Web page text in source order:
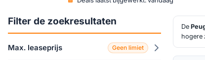
De
hogere
Filter de zoekresultaten
Max. leaseprijs Geen limiet